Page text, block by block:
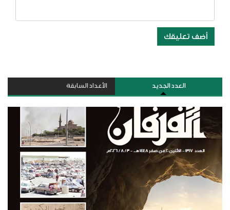
أضف تعليقك
العدد الجديد الأعداد السابقة